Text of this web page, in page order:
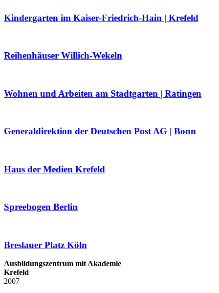
Kindergarten im Kaiser-Friedrich-Hain | Krefeld
Reihenhäuser Willich-Wekeln
Wohnen und Arbeiten am Stadtgarten | Ratingen
Generaldirektion der Deutschen Post AG | Bonn
Haus der Medien Krefeld
Spreebogen Berlin
Breslauer Platz Köln
Ausbildungszentrum mit Akademie
Krefeld
2007